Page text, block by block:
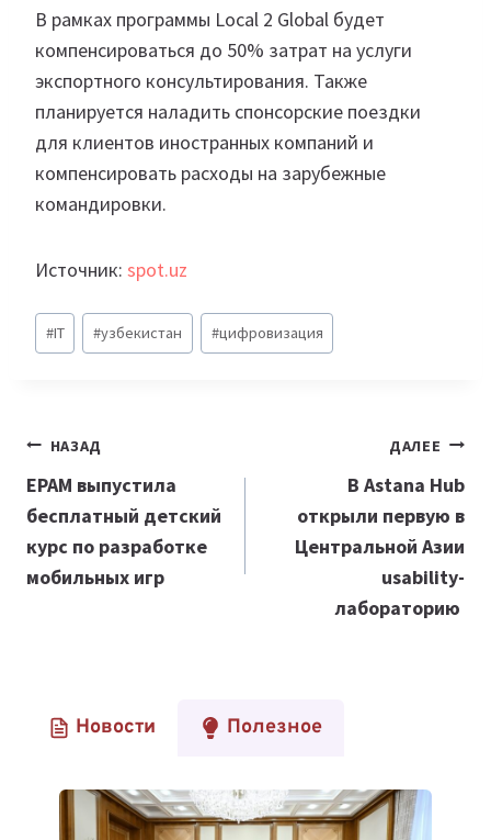
В рамках программы Local 2 Global будет
компенсироваться до 50% затрат на услуги
экспортного консультирования. Также
планируется наладить спонсорские поездки
для клиентов иностранных компаний и
компенсировать расходы на зарубежные
командировки.
Источник: spot.uz
Метки
записи:
#IT #узбекистан #цифровизация
Навигация
по
записям
НАЗАД
EPAM выпустила
бесплатный детский
курс по разработке
мобильных игр
ДАЛЕЕ
В Astana Hub
открыли первую в
Центральной Азии
usability-
лабораторию
Новости Полезное